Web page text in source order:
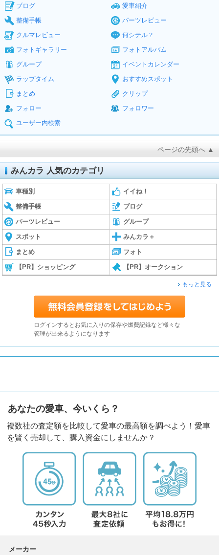
ブログ
愛車紹介
整備手帳
パーツレビュー
クルマレビュー
何シテル？
フォトギャラリー
フォトアルバム
グループ
イベントカレンダー
ラップタイム
おすすめスポット
まとめ
クリップ
フォロー
フォロワー
ユーザー内検索
ページの先頭へ ▲
みんカラ 人気のカテゴリ
車種別 イイね！
整備手帳 ブログ
パーツレビュー グループ
スポット みんカラ＋
まとめ フォト
【PR】ショッピング 【PR】オークション
もっと見る
ログインするとお気に入りの保存や燃費記録など様々な
管理が出来るようになります
あなたの愛車、今いくら？
複数社の査定額を比較して愛車の最高額を調べよう！愛車
を賢く売却して、購入資金にしませんか？
メーカー